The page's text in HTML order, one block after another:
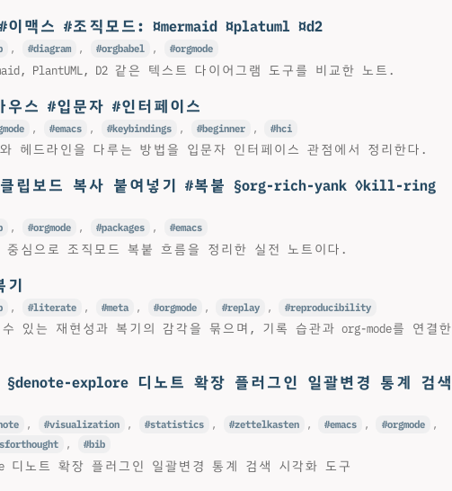
이맥스 #조직모드: ¤mermaid ¤platuml ¤d2
, diagram , orgbabel , orgmode
PlantUML, D2 같은 텍스트 다이어그램 도구를 비교한 노트.
우스 #입문자 #인터페이스
, emacs , keybindings , beginner , hci
와 헤드라인을 다루는 방법을 입문자 인터페이스 관점에서 정리한다.
립보드 복사 붙여넣기 #복붙 §org-rich-yank ◊kill-ring
, orgmode , packages , emacs
심으로 조직모드 복붙 흐름을 정리한 실전 노트이다.
기
, literate , meta , orgmode , replay , reproducibility
있는 재현성과 복기의 감각을 묶으며, 기록 습관과 org-mode를 연결한
§denote-explore 디노트 확장 플러그인 일괄변경 통계 검색
, visualization , statistics , zettelkasten , emacs , orgmode
,
, bib
디노트 확장 플러그인 일괄변경 통계 검색 시각화 도구